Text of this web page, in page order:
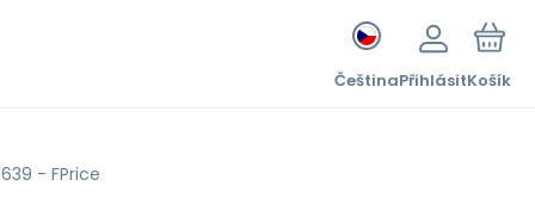
ČeštinaPřihlásitKošík
- FPrice